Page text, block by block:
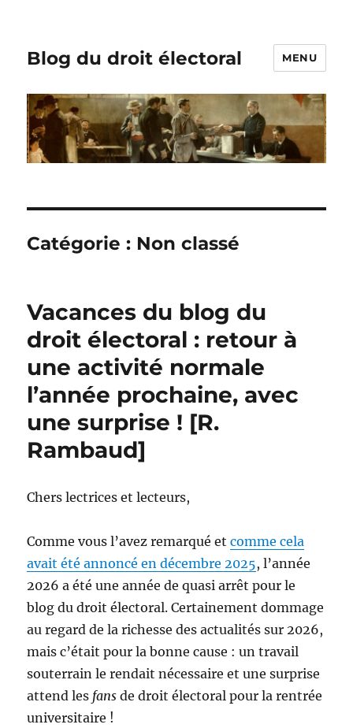
Blog du droit électoral MENU
Catégorie : Non classé
Vacances du blog du
droit électoral : retour à
une activité normale
l’année prochaine, avec
une surprise ! [R.
Rambaud]
Chers lectrices et lecteurs,
Comme vous l’avez remarqué etcomme cela
avait été annoncé en décembre 2025, l’année
2026 a été une année de quasi arrêt pour le
blog du droit électoral. Certainement dommage
au regard de la richesse des actualités sur 2026,
mais c’était pour la bonne cause : un travail
souterrain le rendait nécessaire et une surprise
attend les fans de droit électoral pour la rentrée
universitaire !